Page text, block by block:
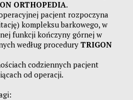
ORTHOPEDIA.
pacjent rozpoczyna
kompleksu barkowego, w
funkcji kończyny górnej w
według procedury TRIGON
codziennych pacjent
od operacji.